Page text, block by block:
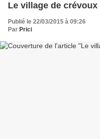
Le village de crévoux
Publié le 22/03/2015 à 09:26
Par Prici